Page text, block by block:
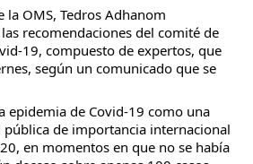
la OMS, Tedros Adhanom
recomendaciones del comité de
19, compuesto de expertos, que
según un comunicado que se
epidemia de Covid-19 como una
pública de importancia internacional
en momentos en que no se había